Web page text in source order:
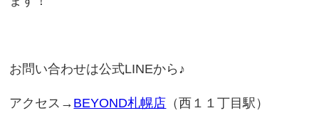
お問い合わせは公式LINEから♪
アクセス→ BEYOND札幌店 （西１１丁目駅）